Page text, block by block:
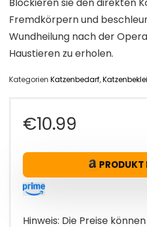
Fremdkörpern und
Wundheilung nach der
Haustieren zu erholen.
Kategorien Katzenbedarf,
€10.99
PRODUKT
Hinweis: Die Preise